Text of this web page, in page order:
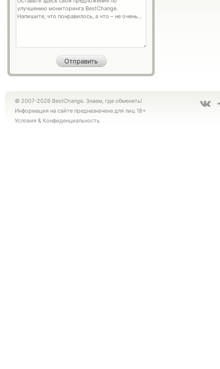
© 2007-2026 BestChange. Знаем, где обменять!
Информация на сайте предназначена для лиц 18+
Условия & Конфиденциальность